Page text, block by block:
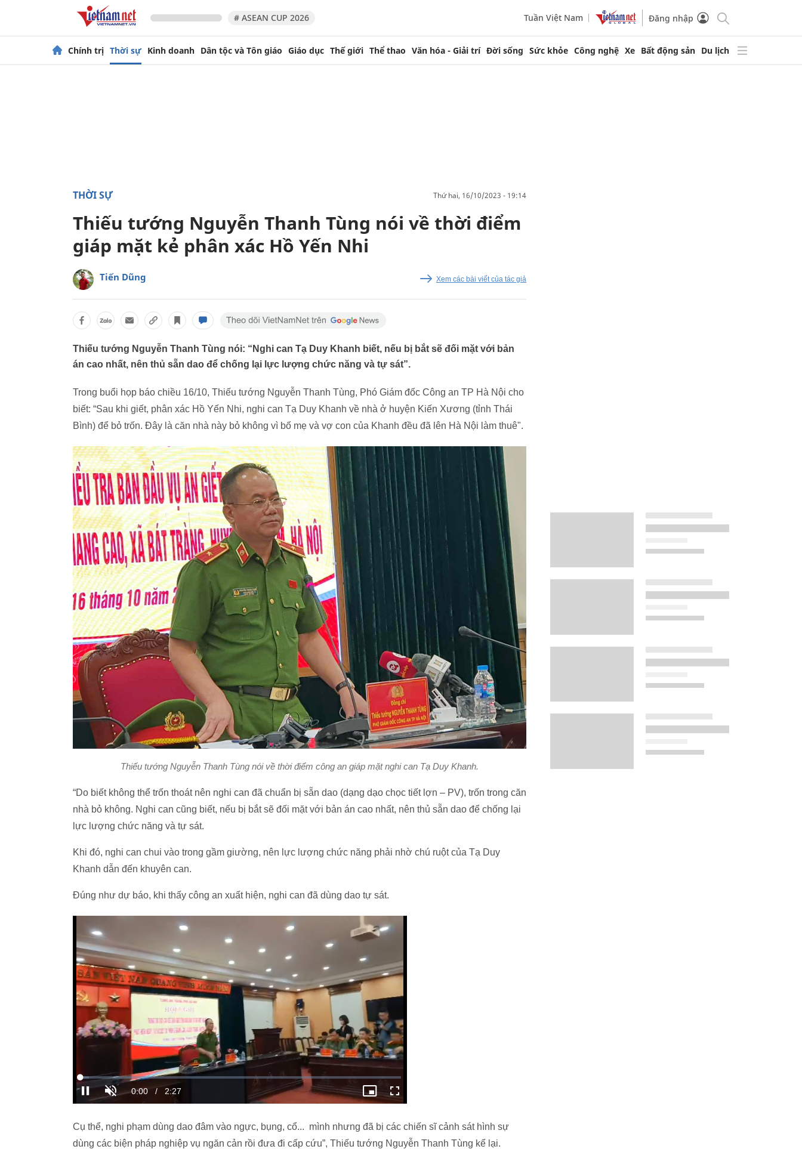
# ASEAN CUP 2026 Tuần Việt Nam Đăng nhập
Chính trị Thời sự Kinh doanh Dân tộc và Tôn giáo Giáo dục Thế giới Thể thao Văn hóa - Giải trí Đời sống Sức khỏe Công nghệ Xe Bất động sản Du lịch
THỜI SỰ thứ hai, 16/10/2023 - 19:14
Thiếu tướng Nguyễn Thanh Tùng nói về thời điểm
giáp mặt kẻ phân xác Hồ Yến Nhi
Tiến Dũng Xem các bài viết của tác giả
Thiếu tướng Nguyễn Thanh Tùng nói: “Nghi can Tạ Duy Khanh biết, nếu bị bắt sẽ đối mặt với bản
án cao nhất, nên thủ sẵn dao để chống lại lực lượng chức năng và tự sát”.
Trong buổi họp báo chiều 16/10, Thiếu tướng Nguyễn Thanh Tùng, Phó Giám đốc Công an TP Hà Nội cho
biết: “Sau khi giết, phân xác Hồ Yến Nhi, nghi can Tạ Duy Khanh về nhà ở huyện Kiến Xương (tỉnh Thái
Bình) để bỏ trốn. Đây là căn nhà này bỏ không vì bố mẹ và vợ con của Khanh đều đã lên Hà Nội làm thuê".
Thiếu tướng Nguyễn Thanh Tùng nói về thời điểm công an giáp mặt nghi can Tạ Duy Khanh.
“Do biết không thể trốn thoát nên nghi can đã chuẩn bị sẵn dao (dạng dạo chọc tiết lợn – PV), trốn trong căn
nhà bỏ không. Nghi can cũng biết, nếu bị bắt sẽ đối mặt với bản án cao nhất, nên thủ sẵn dao để chống lại
lực lượng chức năng và tự sát.
Khi đó, nghi can chui vào trong gầm giường, nên lực lượng chức năng phải nhờ chú ruột của Tạ Duy
Khanh dẫn đến khuyên can.
Đúng như dự báo, khi thấy công an xuất hiện, nghi can đã dùng dao tự sát.
Cụ thể, nghi phạm dùng dao đâm vào ngực, bụng, cổ... mình nhưng đã bị các chiến sĩ cảnh sát hình sự
dùng các biện pháp nghiệp vụ ngăn cản rồi đưa đi cấp cứu”, Thiếu tướng Nguyễn Thanh Tùng kể lại.